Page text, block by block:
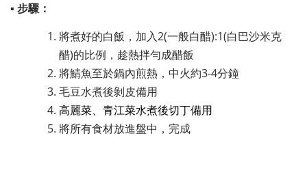
▪ 步驟：
將煮好的白飯，加入2(一般白醋):1(白巴沙米克
醋)的比例，趁熱拌勻成醋飯
將鯖魚至於鍋內煎熱，中火約3-4分鐘
毛豆水煮後剝皮備用
高麗菜、青江菜水煮後切丁備用
將所有食材放進盤中，完成